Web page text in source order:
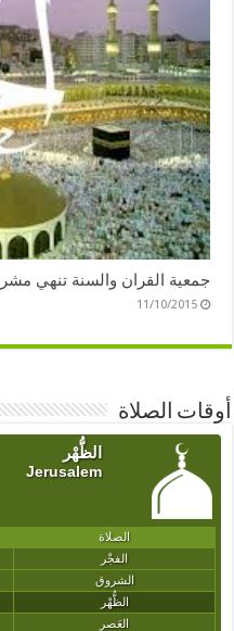
جمعية القران والسنة تنهي مشروع
11/10/2015
أوقات الصلاة